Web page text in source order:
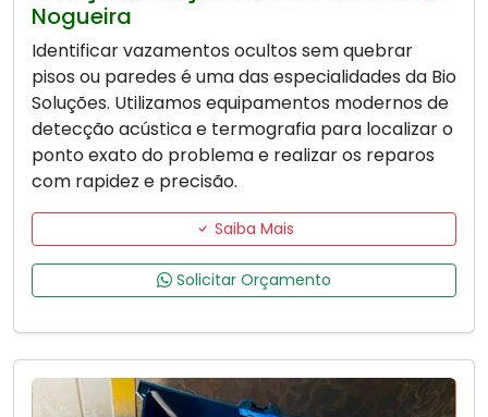
Nogueira
Identificar vazamentos ocultos sem quebrar
pisos ou paredes é uma das especialidades da Bio
Soluções. Utilizamos equipamentos modernos de
detecção acústica e termografia para localizar o
ponto exato do problema e realizar os reparos
com rapidez e precisão.
Saiba Mais
Solicitar Orçamento